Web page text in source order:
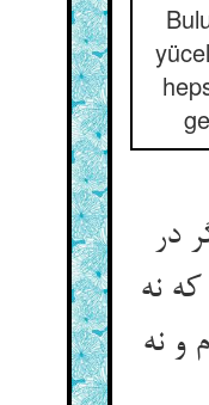
در
نه
و نه